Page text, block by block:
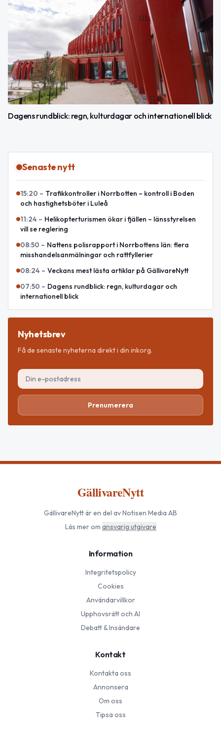
Dagens rundblick: regn, kulturdagar och internationell blick
Senaste nytt
15:20 – Trafikkontroller i Norrbotten – kontroll i Boden
och hastighetsböter i Luleå
11:24 – Helikopterturismen ökar i fjällen – länsstyrelsen
vill se reglering
08:50 – Nattens polisrapport i Norrbottens län: flera
misshandelsanmälningar och rattfyllerier
08:24 – Veckans mest lästa artiklar på GällivareNytt
07:50 – Dagens rundblick: regn, kulturdagar och
internationell blick
Nyhetsbrev
Få de senaste nyheterna direkt i din inkorg.
Prenumerera
GällivareNytt
GällivareNyttär en del av Notisen Media AB
Läs mer om ansvarig utgivare
Information
Integritetspolicy
Cookies
Användarvillkor
Upphovsrätt och AI
Debatt & Insändare
Kontakt
Kontakta oss
Annonsera
Om oss
Tipsa oss